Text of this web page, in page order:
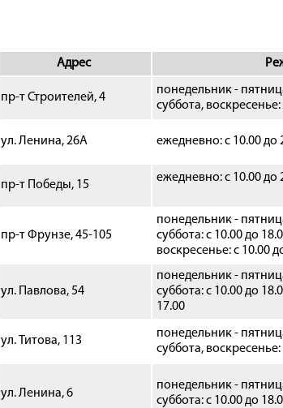
Адрес
пр-т Строителей, 4
понедельник -
суббота, воскресенье:
ул. Ленина, 26А ежедневно: с 10.00 до
пр-т Победы, 15
ежедневно: с 10.00 до
пр-т Фрунзе, 45-105
понедельник -
суббота:с 10.00 до
воскресенье: с 10.00
ул. Павлова, 54
понедельник -
суббота: с 10.00 до
17.00
ул. Титова, 113
понедельник -
суббота, воскресенье:
ул. Ленина, 6
понедельник -
суббота: с 10.00 до